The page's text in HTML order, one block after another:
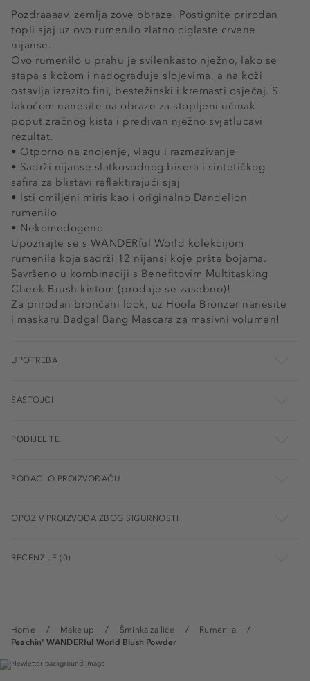
Home Make up Šminka za lice
Rumenila
Peachin' WANDERful World Blush Powder
Pozdraaaav, zemlja zove obraze! Postignite prirodan
topli sjaj uz ovo rumenilo zlatno ciglaste crvene
nijanse.
Ovo rumenilo u prahu je svilenkasto nježno, lako se
stapa s kožom i nadograđuje slojevima, a na koži
ostavlja izrazito fini, bestežinski i kremasti osjećaj. S
lakoćom nanesite na obraze za stopljeni učinak
poput zračnog kista i predivan nježno svjetlucavi
rezultat.
• Otporno na znojenje, vlagu i razmazivanje
• Sadrži nijanse slatkovodnog bisera i sintetičkog
safira za blistavi reflektirajući sjaj
• Isti omiljeni miris kao i originalno Dandelion
rumenilo
• Nekomedogeno
Upoznajte se s WANDERful World kolekcijom
rumenila koja sadrži 12 nijansi koje pršte bojama.
Savršeno u kombinaciji s Benefitovim Multitasking
Cheek Brush kistom (prodaje se zasebno)!
Za prirodan brončani look, uz Hoola Bronzer nanesite
i maskaru Badgal Bang Mascara za masivni volumen!
UPOTREBA
SASTOJCI
PODIJELITE
PODACI O PROIZVOĐAČU
OPOZIV PROIZVODA ZBOG SIGURNOSTI
RECENZIJE (0)